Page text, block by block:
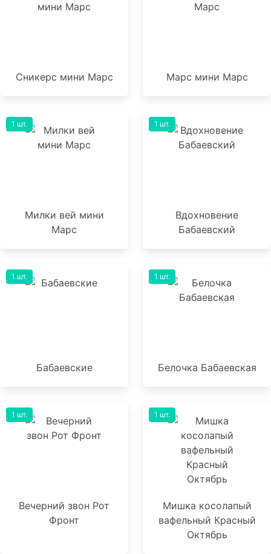
Сникерс мини Марс Марс мини Марс
Милки вей мини
Марс
1 шт.
Вдохновение
Бабаевский
1 шт.
Бабаевские
1 шт.
Белочка Бабаевская
1 шт.
Вечерний звон Рот
Фронт
1 шт.
Мишка косолапый
вафельный Красный
Октябрь
1 шт.